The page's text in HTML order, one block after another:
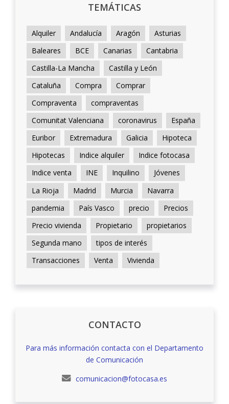
TEMÁTICAS
Alquiler Andalucía Aragón
Asturias
Baleares
BCE Canarias
Cantabria
Castilla-La Mancha
Castilla y León
Cataluña
Compra
Comprar
Compraventa
compraventas
Comunitat Valenciana
coronavirus
España
Euribor
Extremadura Galicia
Hipoteca
Hipotecas
Indice alquiler
Indice fotocasa
Indice venta
INE Inquilino
Jóvenes
La Rioja
Madrid Murcia
Navarra
pandemia
País Vasco precio
Precios
Precio vivienda
Propietario
propietarios
Segunda mano
tipos de interés
Transacciones
Venta Vivienda
CONTACTO
Para más información contacta con el Departamento
de Comunicación
comunicacion@fotocasa.es